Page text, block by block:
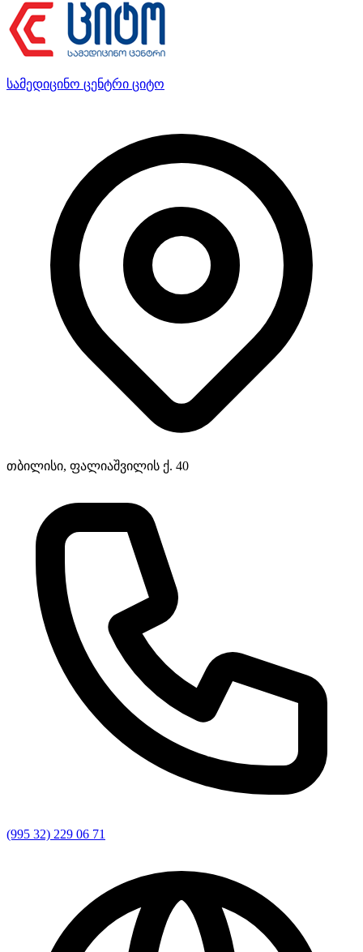
სამედიცინო ცენტრი ციტო
თბილისი, ფალიაშვილის ქ. 40
(995 32) 229 06 71